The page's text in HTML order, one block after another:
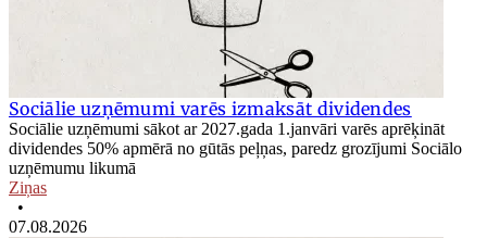
Sociālie uzņēmumi varēs izmaksāt dividendes
Sociālie uzņēmumi sākot ar 2027.gada 1.janvāri varēs aprēķināt
dividendes 50% apmērā no gūtās peļņas, paredz grozījumi Sociālo
uzņēmumu likumā
Ziņas
•
07.08.2026